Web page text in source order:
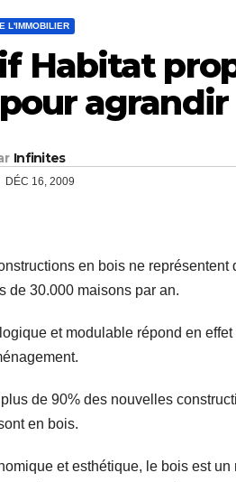
L'IMMOBILIER
Habitat
Infinites
DÉC 16, 2009
en bois ne
de 30.000 maisons par an.
et modulable répond en
de 90% des nouvelles
en bois.
et esthétique, le bois est un